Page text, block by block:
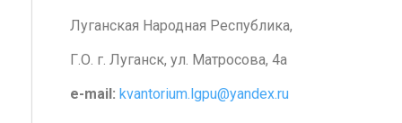
Луганская Народная Республика,
Г.О. г. Луганск, ул. Матросова, 4а
e-mail: kvantorium.lgpu@yandex.ru